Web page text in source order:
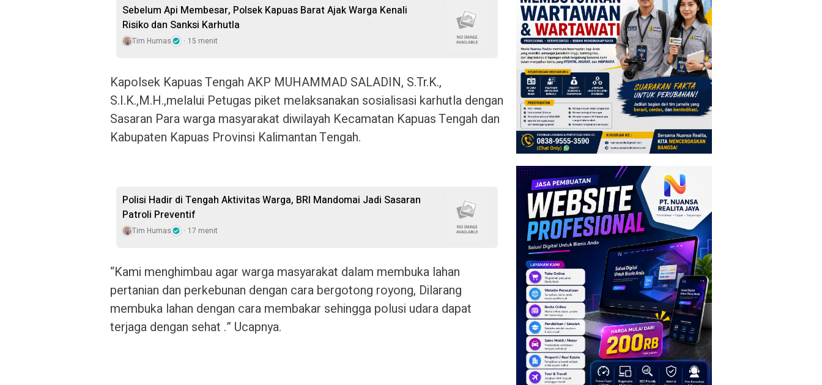
Sebelum Api Membesar, Polsek Kapuas Barat Ajak Warga Kenali
Risiko dan Sanksi Karhutla
Tim Humas 15 menit
Kapolsek Kapuas Tengah AKP MUHAMMAD SALADIN, S.Tr.K.,
S.I.K.,M.H.,melalui Petugas piket melaksanakan sosialisasi karhutla dengan
Sasaran Para warga masyarakat diwilayah Kecamatan Kapuas Tengah dan
Kabupaten Kapuas Provinsi Kalimantan Tengah.
Polisi Hadir di Tengah Aktivitas Warga, BRI Mandomai Jadi Sasaran
Patroli Preventif
Tim Humas 17 menit
“Kami menghimbau agar warga masyarakat dalam membuka lahan
pertanian dan perkebunan dengan cara bergotong royong, Dilarang
membuka lahan dengan cara membakar sehingga polusi udara dapat
terjaga dengan sehat .” Ucapnya.